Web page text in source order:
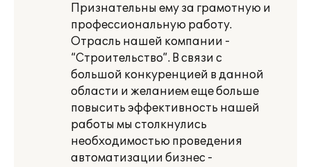
Признательны ему за грамотную и
профессиональную работу.
Отрасль нашей компании -
“Строительство”. В связи с
большой конкуренцией в данной
области и желанием еще больше
повысить эффективность нашей
работы мы столкнулись
необходимостью проведения
автоматизации бизнес -